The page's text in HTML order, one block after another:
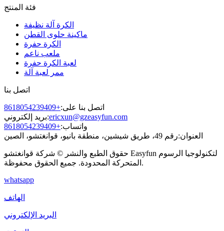
فئة المنتج
الكرة آلة نظيفة
ماكينة حلوى القطن
الكرة حفرة
ملعب ناعم
لعبة الكرة حفرة
ممر لعبة آلة
اتصل بنا
اتصل بنا على:+8618054239409
بريد إلكتروني:ericxun@gzeasyfun.com
واتساب:+8618054239409
العنوان:رقم 49، طريق شيشين، منطقة بانيو، قوانغتشو، الصين
حقوق الطبع والنشر © شركة قوانغتشو Easyfun لتكنولوجيا الرسوم
المتحركة المحدودة. جميع الحقوق محفوظة.
whatsapp
الهاتف
البريد الإلكتروني